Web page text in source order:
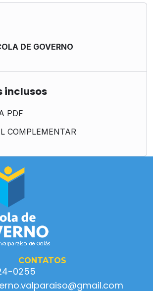
DE GOVERNO
inclusos
PDF
COMPLEMENTAR
CONTATOS
0255